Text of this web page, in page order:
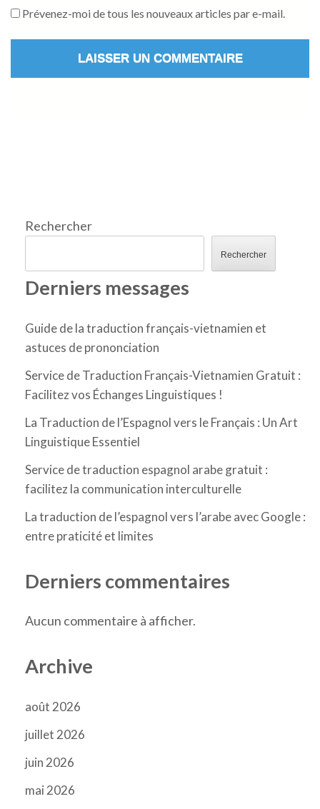
Prévenez-moi de tous les nouveaux articles par e-mail.
Rechercher
Rechercher
Derniers messages
Guide de la traduction français-vietnamien et
astuces de prononciation
Service de Traduction Français-Vietnamien Gratuit :
Facilitez vos Échanges Linguistiques !
La Traduction de l’Espagnol vers le Français : Un Art
Linguistique Essentiel
Service de traduction espagnol arabe gratuit :
facilitez la communication interculturelle
La traduction de l’espagnol vers l’arabe avec Google :
entre praticité et limites
Derniers commentaires
Aucun commentaire à afficher.
Archive
août 2026
juillet 2026
juin 2026
mai 2026